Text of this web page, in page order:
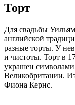
Торт
Для свадьбы
английской
разные торты. У
и чистоты. Торт в
украшен символами
Великобритании.
Фиона Кернс.